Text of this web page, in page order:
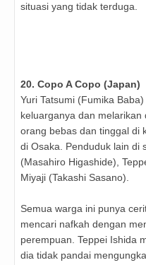
situasi yang tidak terduga.
20. Copo A Copo (Japan)
Yuri Tatsumi (Fumika
keluarganya dan
orang bebas dan tinggal di
di Osaka. Penduduk lain di
(Masahiro Higashide),
Miyaji (Takashi Sasano).
Semua warga ini punya
mencari nafkah dengan
perempuan. Teppei Ishida
dia tidak pandai